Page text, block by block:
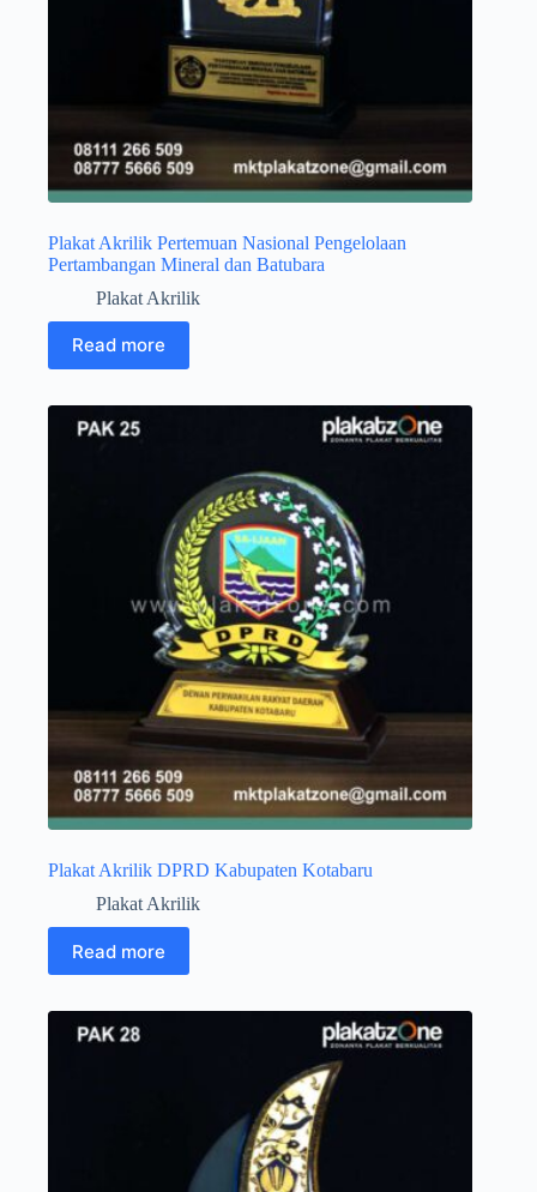
Plakat Akrilik Pertemuan Nasional Pengelolaan
Pertambangan Mineral dan Batubara
Plakat Akrilik
Read more
Plakat Akrilik DPRD Kabupaten Kotabaru
Plakat Akrilik
Read more